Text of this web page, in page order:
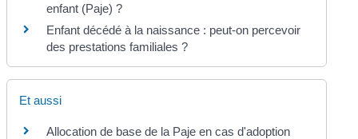
enfant (Paje) ?
Enfant décédé à la naissance : peut-on percevoir
des prestations familiales ?
Et aussi
Allocation de base de la Paje en cas d'adoption